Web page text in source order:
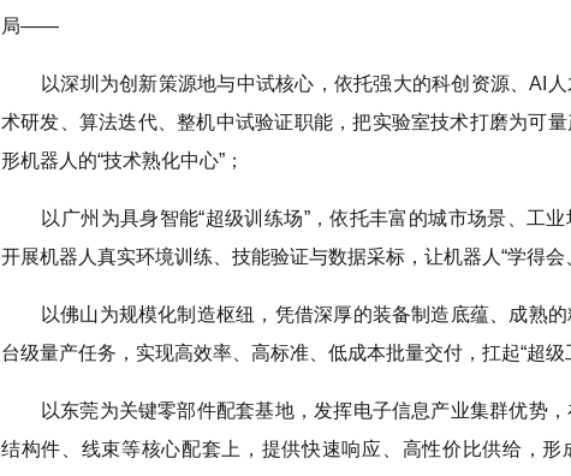
局——
以深圳为创新策源地与中试核心，依托强大的科创资源、AI
术研发、算法迭代、整机中试验证职能，把实验室技术打磨为可
形机器人的“技术熟化中心”；
以广州为具身智能“超级训练场”，依托丰富的城市场景、工业
开展机器人真实环境训练、技能验证与数据采标，让机器人“学得会
以佛山为规模化制造枢纽，凭借深厚的装备制造底蕴、成熟
台级量产任务，实现高效率、高标准、低成本批量交付，扛起“超级
以东莞为关键零部件配套基地，发挥电子信息产业集群优势，
结构件、线束等核心配套上，提供快速响应、高性价比供给，形